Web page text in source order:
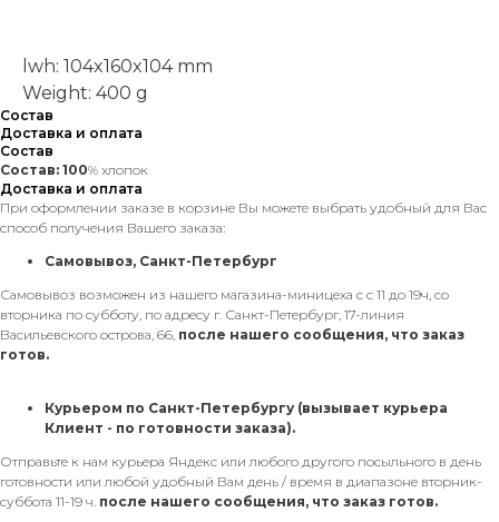
lwh: 104x160x104 mm
Weight: 400 g
Состав
Доставка и оплата
Состав
Состав: 100% хлопок
Доставка и оплата
При оформлении заказе в корзине Вы можете выбрать удобный для Вас
способ получения Вашего заказа:
Самовывоз, Санкт-Петербург
Самовывоз возможен из нашего магазина-миницеха с с 11 до 19ч, со
вторника по субботу, по адресу г. Санкт-Петербург, 17-линия
Васильевского острова, 66, после нашего сообщения, что заказ
готов.
Курьером по Санкт-Петербургу (вызывает курьера
Клиент - по готовности заказа).
Отправьте к нам курьера Яндекс или любого другого посыльного в день
готовности или любой удобный Вам день / время в диапазоне вторник-
суббота 11-19 ч. после нашего сообщения, что заказ готов.